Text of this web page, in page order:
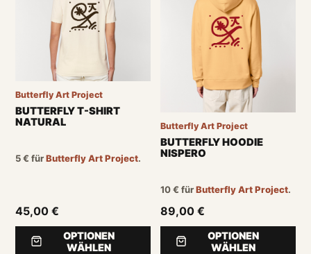
Butterfly Art Project
BUTTERFLY T-SHIRT
NATURAL
5€für Butterfly Art Project.
45,00 €
OPTIONEN
WÄHLEN
Butterfly Art Project
BUTTERFLY HOODIE
NISPERO
10€ fürButterfly Art Project.
89,00 €
OPTIONEN
WÄHLEN